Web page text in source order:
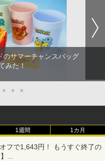
のサマーチャンスバッグ
みた！
● ● ●
1週間 1カ月
フで1,643円！ もうすぐ終了の